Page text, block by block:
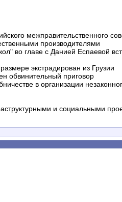
межправительственного
производителями
во главе с Данией Еспаевой
экстрадирован из Грузии
обвинительный приговор
в организации
и социальными